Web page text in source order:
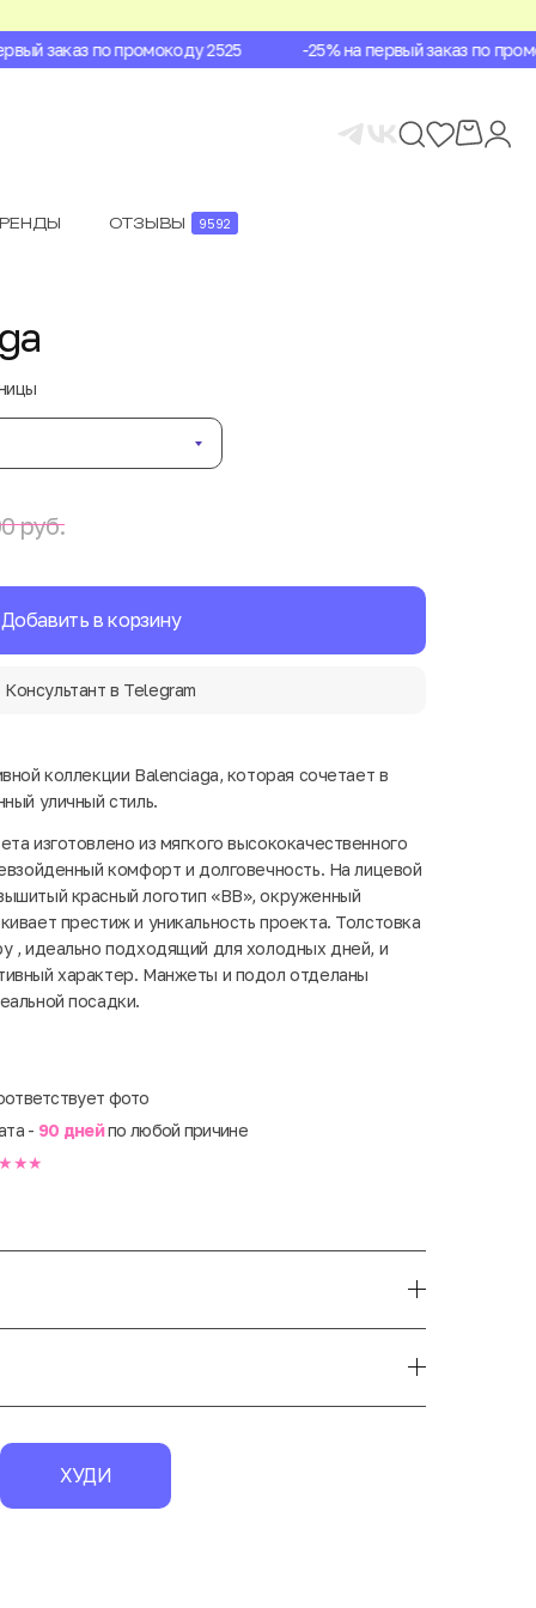
заказ по промокоду 2525 -25% на первый заказ по
ОТЗЫВЫ 9592
руб.
Добавить в корзину
Консультант в Telegram
коллекции Balenciaga, которая сочетает в
уличный стиль.
изготовлено ​​из мягкого высококачественного
комфорт и долговечность. На лицевой
красный логотип «BB», окруженный
престиж и уникальность проекта. Толстовка
, идеально подходящий для холодных дней, и
характер. Манжеты и подол отделаны
посадки.
фото
- 90 днейпо любой причине
ХУДИ